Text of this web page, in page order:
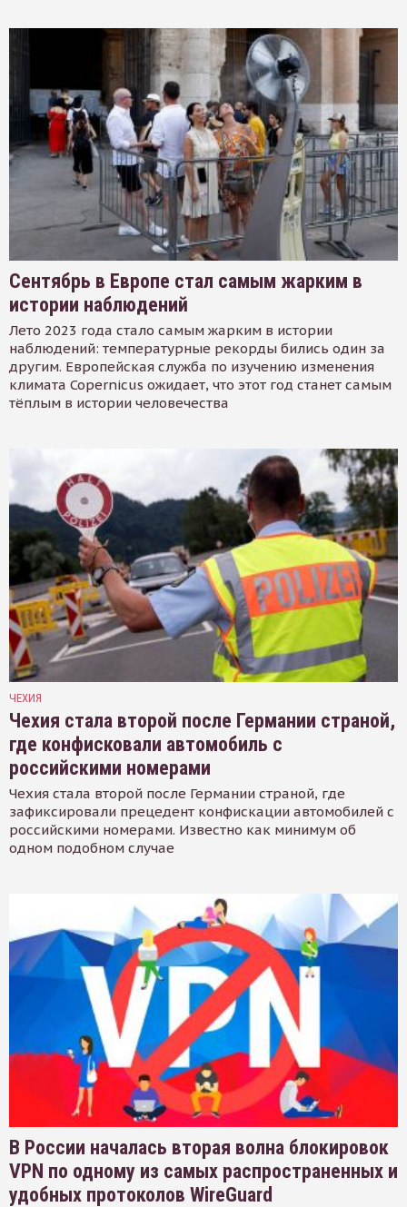
Сентябрь в Европе стал самым жарким в
истории наблюдений
Лето 2023 года стало самым жарким в истории
наблюдений: температурные рекорды бились один за
другим. Европейская служба по изучению изменения
климата Copernicus ожидает, что этот год станет самым
тёплым в истории человечества
ЧЕХИЯ
Чехия стала второй после Германии страной,
где конфисковали автомобиль с
российскими номерами
Чехия стала второй после Германии страной, где
зафиксировали прецедент конфискации автомобилей с
российскими номерами. Известно как минимум об
одном подобном случае
В России началась вторая волна блокировок
VPN по одному из самых распространенных и
удобных протоколов WireGuard